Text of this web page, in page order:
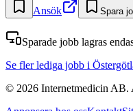
Ansök
Spara
Sparade jobb lagras
Se fler lediga jobb i
© 2026 Internetmedicin AB.